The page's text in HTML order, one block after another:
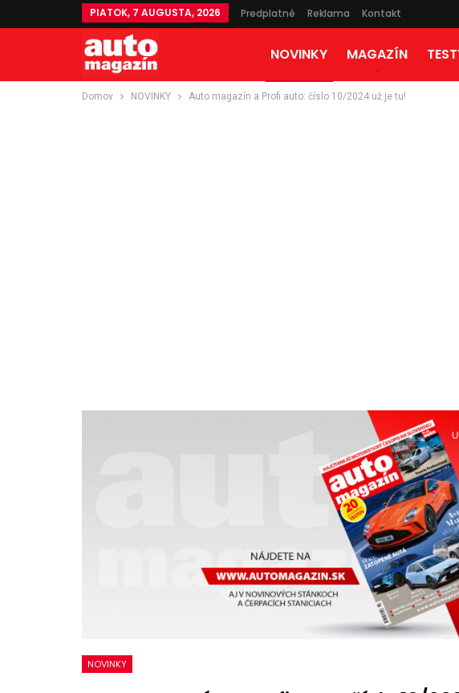
PIATOK, 7 AUGUSTA, 2026 Predplatné Reklama Kontakt
NOVINKY MAGAZÍN
Domov NOVINKY Auto magazín a Profi auto: číslo 10/2024 už je tu!
NOVINKY